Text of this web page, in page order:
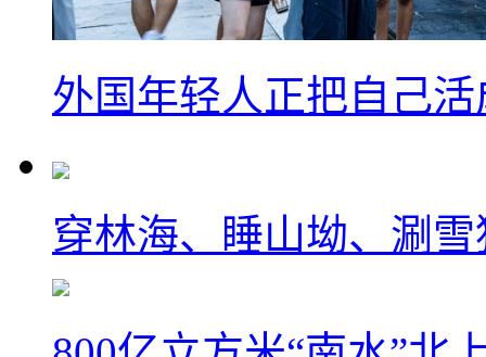
外国年轻人正把自己活
穿林海、睡山坳、涮